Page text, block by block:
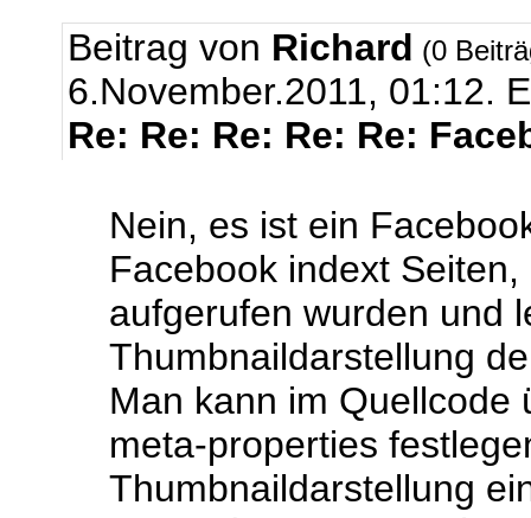
Beitrag von Richard (0
6.November.2011, 01:12.
Re: Re: Re: Re: Re:
Nein, es ist ein
Facebook indext
aufgerufen wurden und
Thumbnaildarstellung
Man kann im Quellcode
meta-properties
Thumbnaildarstellung